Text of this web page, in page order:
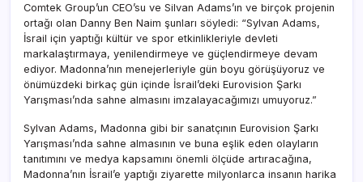
Comtek Group’un CEO’su ve Silvan Adams’ın ve birçok projenin
ortağı olan Danny Ben Naim şunları söyledi: “Sylvan Adams,
İsrail için yaptığı kültür ve spor etkinlikleriyle devleti
markalaştırmaya, yenilendirmeye ve güçlendirmeye devam
ediyor. Madonna’nın menejerleriyle gün boyu görüşüyoruz ve
önümüzdeki birkaç gün içinde İsrail’deki Eurovision Şarkı
Yarışması’nda sahne almasını imzalayacağımızı umuyoruz.”
Sylvan Adams, Madonna gibi bir sanatçının Eurovision Şarkı
Yarışması’nda sahne almasının ve buna eşlik eden olayların
tanıtımını ve medya kapsamını önemli ölçüde artıracağına,
Madonna’nın İsrail’e yaptığı ziyarette milyonlarca insanın harika